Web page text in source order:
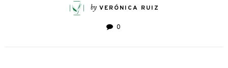
by VERÓNICA RUIZ
0